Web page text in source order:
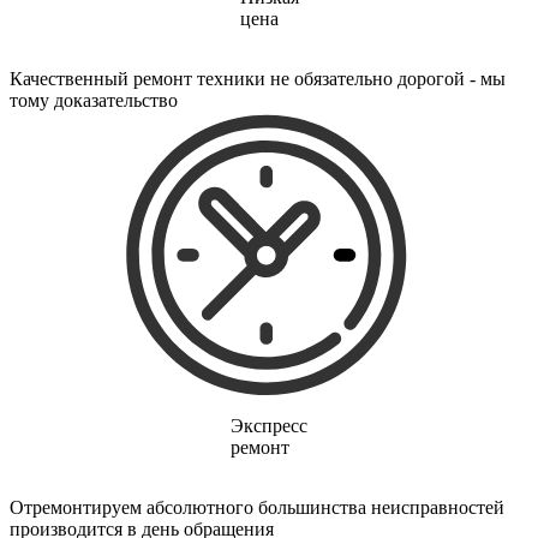
электропростыней
электросамокатов
электрощеток
электрошвабер
электросковороды
электротельферов
электротермосов
электровелосипедов
электровеников
эллиптических тренажеров
эндоскопов
эпиляторов
факса
фальцовщиков
фанкойлов
фаршемешалок
фекальных насосов
фенов настенных
ферментаторов
финишер-брошюровщиков
цена
Качественный ремонт техники не обязательно дорогой - мы
тому доказательство
Экспресс
ремонт
Отремонтируем абсолютного большинства неисправностей
производится в день обращения